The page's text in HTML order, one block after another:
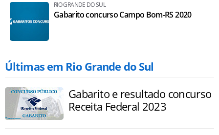
RIO GRANDE DO SUL
Gabarito concurso Campo Bom-RS 2020
Últimas em Rio Grande do Sul
Gabarito e resultado concurso
Receita Federal 2023